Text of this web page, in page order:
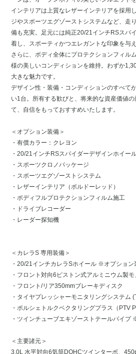
インテリアは上質なレザーインテリアを採用
ジやスポーツエグゾーストシステムなど、走
備も充実。足元には純正20/21インチRSスパ
着し、スポーティかつエレガントな印象を与え
さらに、ボディ全体にプロテクションフィル
様の美しいコンディションを維持。わずか
大きな魅力です。
デザイン性・装備・コンディションのすべて
い1台。所有する歓びと、将来的な資産価値
て、自信をもっておすすめいたします。
＜オプション装備＞
・有償カラー：クレヨン
・20/21インチRSスパイダーデザインホイー
・スポーツクロノパッケージ
・スポーツエグゾーストシステム
・レザーインテリア（ボルドーレッド）
・ボディフルプロテクションフィルム施工
・ドライブレコーダー
・レーダー探知機
＜カレラS 専用装備＞
・20/21インチカレラSホイール ※オプション
・フロント対向6ピストン式アルミニウム製
・フロント/リア350mmブレーキディスク
・タイヤプレッシャーモニタリングシステム
・ポルシェトルクベクタリングプラス（PTV
・ツインチューブエキゾーストテールパイプ
＜主要諸元＞
3.0L 水平対向6気筒DOHCツインターボ、